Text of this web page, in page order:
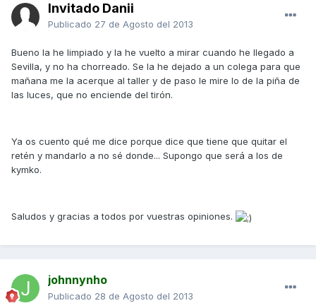
Invitado Danii
Publicado 27 de Agosto del 2013
Bueno la he limpiado y la he vuelto a mirar cuando he llegado a
Sevilla, y no ha chorreado. Se la he dejado a un colega para que
mañana me la acerque al taller y de paso le mire lo de la piña de
las luces, que no enciende del tirón.
Ya os cuento qué me dice porque dice que tiene que quitar el
retén y mandarlo a no sé donde... Supongo que será a los de
kymko.
Saludos y gracias a todos por vuestras opiniones.
johnnynho
Publicado 28 de Agosto del 2013